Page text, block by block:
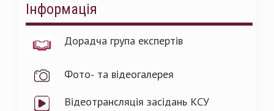
Інформація
Дорадча група експертів
Фото- та відеогалерея
Відеотрансляція засідань КСУ